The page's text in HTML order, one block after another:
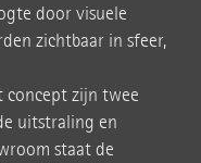
door visuele
zichtbaar in sfeer,
concept zijn twee
uitstraling en
staat de